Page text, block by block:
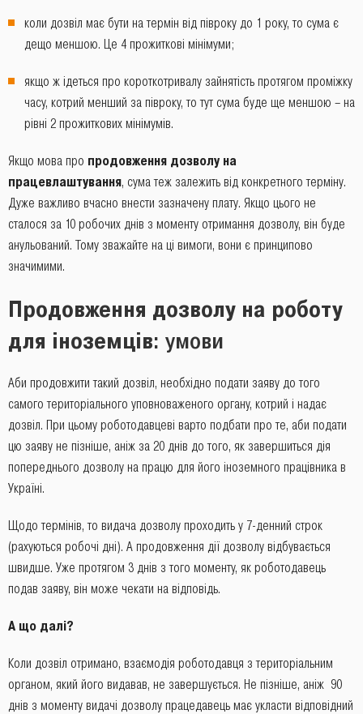
коли дозвіл має бути на термін від півроку до 1 року, то сума є
дещо меншою. Це 4 прожиткові мінімуми;
якщо ж ідеться про короткотривалу зайнятість протягом проміжку
часу, котрий менший за півроку, то тут сума буде ще меншою – на
рівні 2 прожиткових мінімумів.
Якщо мова про продовження дозволу на
працевлаштування, сума теж залежить від конкретного терміну.
Дуже важливо вчасно внести зазначену плату. Якщо цього не
сталося за 10 робочих днів з моменту отримання дозволу, він буде
анульований. Тому зважайте на ці вимоги, вони є принципово
значимими.
Продовження дозволу на роботу
для іноземців: умови
Аби продовжити такий дозвіл, необхідно подати заяву до того
самого територіального уповноваженого органу, котрий і надає
дозвіл. При цьому роботодавцеві варто подбати про те, аби подати
цю заяву не пізніше, аніж за 20 днів до того, як завершиться дія
попереднього дозволу на працю для його іноземного працівника в
Україні.
Щодо термінів, то видача дозволу проходить у 7-денний строк
(рахуються робочі дні). А продовження дії дозволу відбувається
швидше. Уже протягом 3 днів з того моменту, як роботодавець
подав заяву, він може чекати на відповідь.
А що далі?
Коли дозвіл отримано, взаємодія роботодавця з територіальним
органом, який його видавав, не завершується. Не пізніше, аніж 90
днів з моменту видачі дозволу працедавець має укласти відповідний